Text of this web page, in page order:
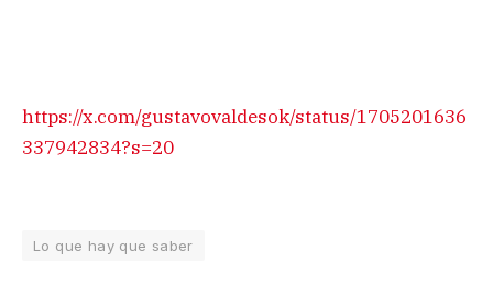
https://x.com/gustavovaldesok/status/1705201636
337942834?s=20
Lo que hay que saber